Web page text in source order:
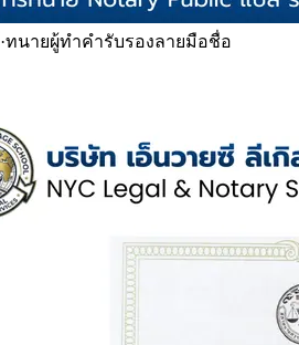
·ทนายผู้ทำคำรับรองลายมือชื่อ